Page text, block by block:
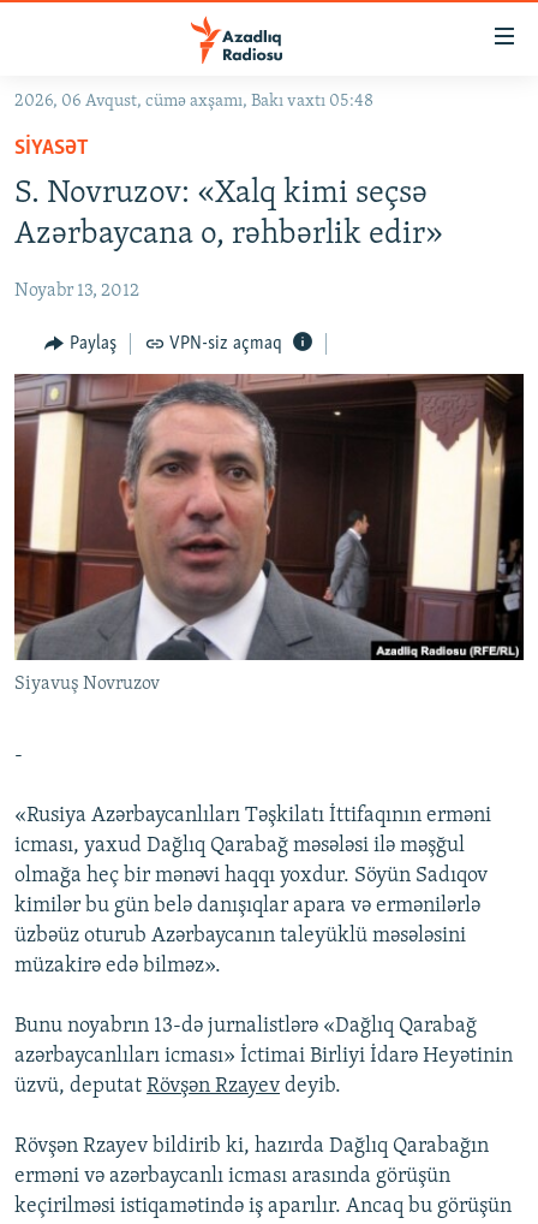
Əsas
qayıt
Əsas
naviqasiyaya
qayıt
Axtarışa
GÜNDƏM
KORRUPSIOMETR
FƏRQƏ BAX
QANUNI DOĞRU
ARAŞDIRMA
MULTIMEDIA
VIDEO
FOTOQALEREYA
İNFOQRAFIKA
KARIKATURA
RADIO ARXIV
OXU ZALI
AZƏRBAYCAN ƏDƏBIYYATI KITABXANASI
İSLAM VƏ DEMOKRATIYA
İZ - MƏDƏNIYYƏT PROQRAMI
HAQQIMIZDA
MISSIYAMIZ
PEŞƏ ETIKASI VƏ JURNALISTIKA STANDARTLARIMIZ
MATERIALLARIMIZDAN ISTIFADƏ
AZADLIQRADIOSU MOBIL TELEFONUNUZDA
RFE/RL-in bütün saytları
2026, 06 Avqust, cümə axşamı, Bakı vaxtı 05:48
SIYASƏT
S. Novruzov: «Xalq kimi seçsə
Azərbaycana o, rəhbərlik edir»
Noyabr 13, 2012
Paylaş VPN-siz açmaq
Siyavuş Novruzov
-
«Rusiya Azərbaycanlıları Təşkilatı İttifaqının erməni
icması, yaxud Dağlıq Qarabağ məsələsi ilə məşğul
olmağa heç bir mənəvi haqqı yoxdur. Söyün Sadıqov
kimilər bu gün belə danışıqlar apara və ermənilərlə
üzbəüz oturub Azərbaycanın taleyüklü məsələsini
müzakirə edə bilməz».
Bunu noyabrın 13-də jurnalistlərə «Dağlıq Qarabağ
azərbaycanlıları icması» İctimai Birliyi İdarə Heyətinin
üzvü, deputat Rövşən Rzayev deyib.
Rövşən Rzayev bildirib ki, hazırda Dağlıq Qarabağın
erməni və azərbaycanlı icması arasında görüşün
keçirilməsi istiqamətində iş aparılır. Ancaq bu görüşün